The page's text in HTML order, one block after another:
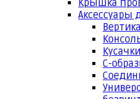
Крышка
Аксессуары
Кусачки
С-